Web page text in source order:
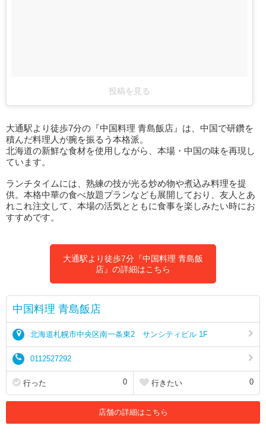
投稿を見る
大通駅より徒歩7分の『中国料理 青島飯店』は、中国で研鑽を
積んだ料理人が腕を振るう本格派。
北海道の新鮮な食材を使用しながら、本場・中国の味を再現し
ています。
ランチタイムには、熟練の技が光る炒め物や煮込み料理を提
供。本格中華の食べ放題プランなども展開しており、友人とあ
れこれ注文して、本場の活気とともに食事を楽しみたい時にお
すすめです。
大通駅より徒歩7分『中国料理 青島飯
店』の詳細はこちら
中国料理 青島飯店
北海道札幌市中央区南一条東2 サンシティビル 1F
0112527292
行った 0 行きたい 0
店舗の詳細はこちら